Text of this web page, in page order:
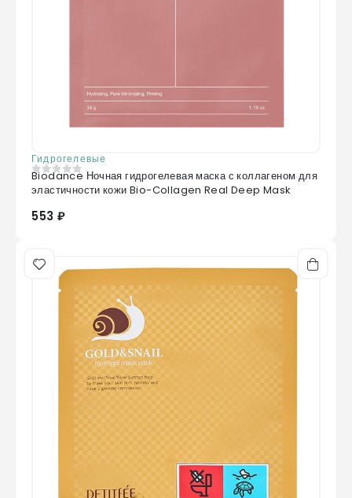
Гидрогелевые
0из 5
Biodance Ночная гидрогелевая маска с коллагеном для
эластичности кожи Bio-Collagen Real Deep Mask
553 ₽